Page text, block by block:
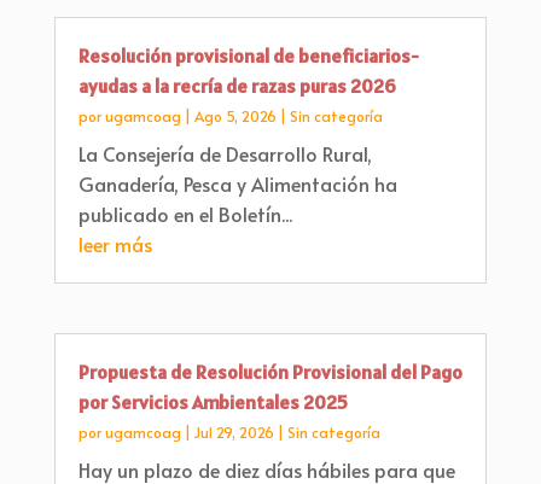
Resolución provisional de beneficiarios-
ayudas a la recría de razas puras 2026
porugamcoag | Ago 5, 2026 | Sin categoría
La Consejería de Desarrollo Rural,
Ganadería, Pesca y Alimentación ha
publicado en el Boletín...
leer más
Propuesta de Resolución Provisional del Pago
por Servicios Ambientales 2025
porugamcoag Jul 29, 2026 Sin categoría
Hay un plazo de diez días hábiles para que